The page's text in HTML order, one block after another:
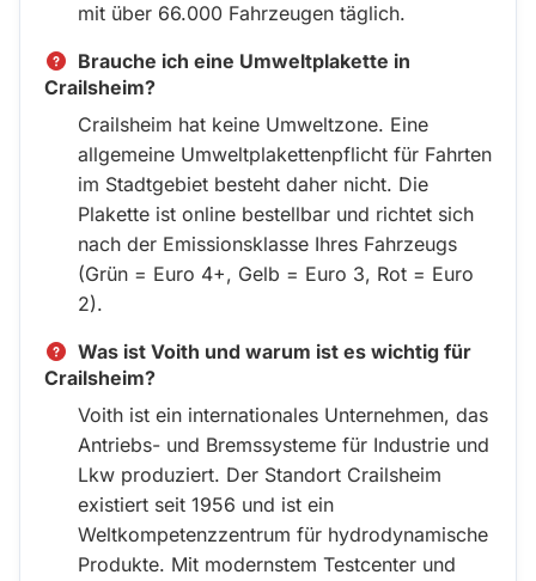
mit über 66.000 Fahrzeugen täglich.
Brauche ich eine Umweltplakette in
Crailsheim?
Crailsheim hat keine Umweltzone. Eine
allgemeine Umweltplakettenpflicht für Fahrten
im Stadtgebiet besteht daher nicht. Die
Plakette ist online bestellbar und richtet sich
nach der Emissionsklasse Ihres Fahrzeugs
(Grün = Euro 4+, Gelb = Euro 3, Rot = Euro
2).
Was ist Voith und warum ist es wichtig für
Crailsheim?
Voith ist ein internationales Unternehmen, das
Antriebs- und Bremssysteme für Industrie und
Lkw produziert. Der Standort Crailsheim
existiert seit 1956 und ist ein
Weltkompetenzzentrum für hydrodynamische
Produkte. Mit modernstem Testcenter und